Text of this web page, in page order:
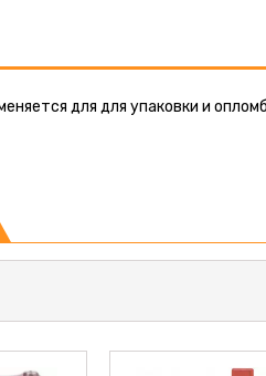
для для упаковки и